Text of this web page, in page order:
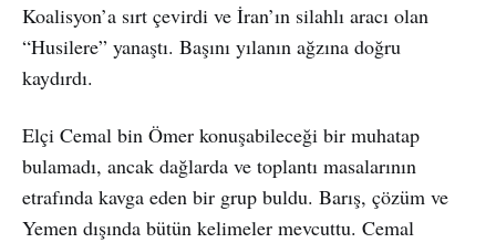
Koalisyon’a sırt çevirdi ve İran’ın silahlı aracı olan
“Husilere” yanaştı. Başını yılanın ağzına doğru
kaydırdı.
Elçi Cemal bin Ömer konuşabileceği bir muhatap
bulamadı, ancak dağlarda ve toplantı masalarının
etrafında kavga eden bir grup buldu. Barış, çözüm ve
Yemen dışında bütün kelimeler mevcuttu. Cemal